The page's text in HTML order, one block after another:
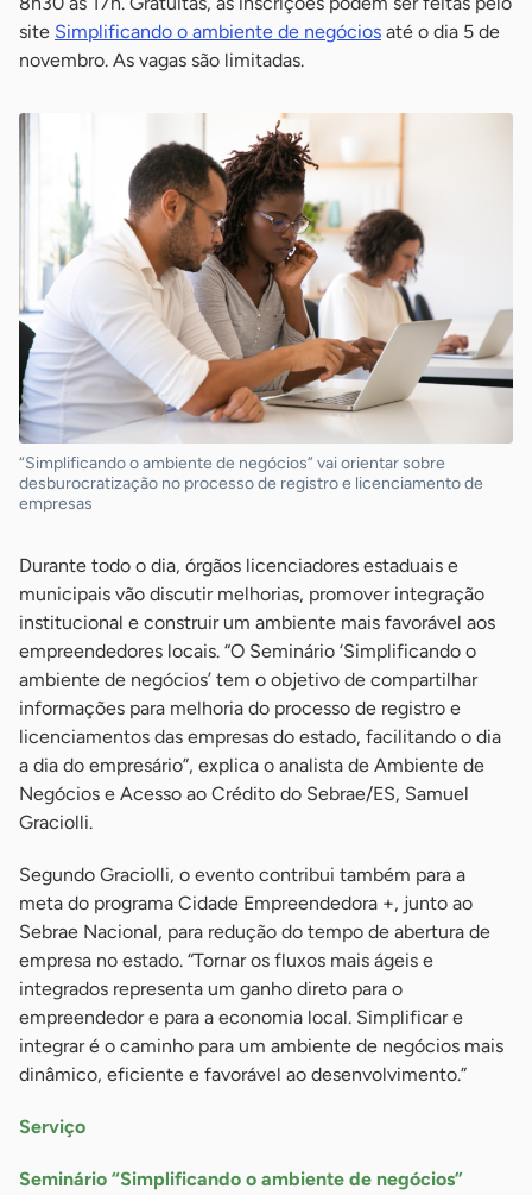
site Simplificando o ambiente de negócios até o dia 5 de
novembro. As vagas são limitadas.
“Simplificando o ambiente de negócios” vai orientar sobre
desburocratização no processo de registro e licenciamento de
empresas
Durante todo o dia, órgãos licenciadores estaduais e
municipais vão discutir melhorias, promover integração
institucional e construir um ambiente mais favorável aos
empreendedores locais. “O Seminário ‘Simplificando o
ambiente de negócios’ tem o objetivo de compartilhar
informações para melhoria do processo de registro e
licenciamentos das empresas do estado, facilitando o dia
a dia do empresário”, explica o analista de Ambiente de
Negócios e Acesso ao Crédito do Sebrae/ES, Samuel
Graciolli.
Segundo Graciolli, o evento contribui também para a
meta do programa Cidade Empreendedora +, junto ao
Sebrae Nacional, para redução do tempo de abertura de
empresa no estado. “Tornar os fluxos mais ágeis e
integrados representa um ganho direto para o
empreendedor e para a economia local. Simplificar e
integrar é o caminho para um ambiente de negócios mais
dinâmico, eficiente e favorável ao desenvolvimento.”
Serviço
Seminário “Simplificando o ambiente de negócios”